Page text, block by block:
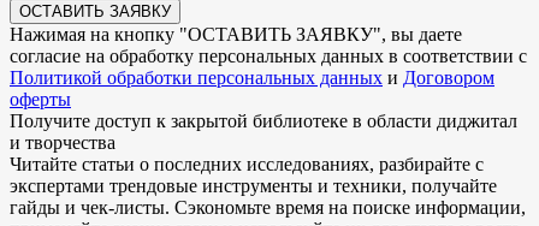
ОСТАВИТЬ ЗАЯВКУ
Нажимая на кнопку "ОСТАВИТЬ ЗАЯВКУ", вы даете
согласие на обработку персональных данных в соответствии с
Политикой обработки персональных данных и Договором
оферты
Получите доступ к закрытой библиотеке в области диджитал
и творчества
Читайте статьи о последних исследованиях, разбирайте с
экспертами трендовые инструменты и техники, получайте
гайды и чек-листы. Сэкономьте время на поиске информации,